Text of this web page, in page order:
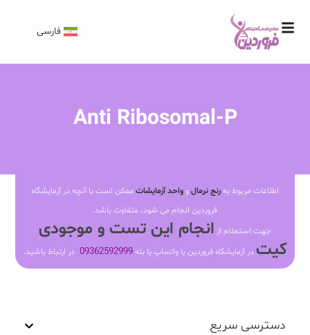
فارسی
Anti Ribosomal-P
اطلاعات مربوط بهرنج نرمالو واحد آزمایشات ممکن است با آنچه در آزمایشگاه
فروردین انجام می شود، متفاوت باشد.
جهت استعلام از انجام این تست و موجودی
کیت در آزمایشگاه فروردین با واتساپ یا بله09362592999 در ارتباط باشید.
دسترسی سریع